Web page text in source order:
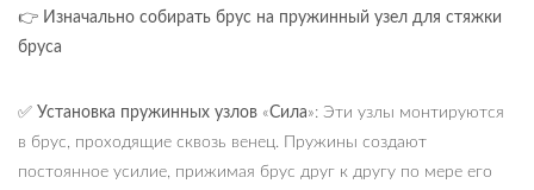
👉 Изначально собирать брус на пружинный узел для стяжки
бруса
✅ Установка пружинных узлов «Сила»: Эти узлы монтируются
в брус, проходящие сквозь венец. Пружины создают
постоянное усилие, прижимая брус друг к другу по мере его